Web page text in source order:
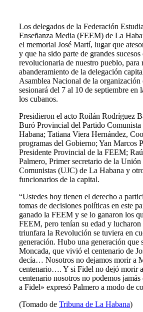
Los delegados de la Federación
Enseñanza Media (FEEM) de La
el memorial José Martí, lugar que
y que ha sido parte de grandes
revolucionaria de nuestro pueblo, para
abanderamiento de la delegación
Asamblea Nacional de la organización
sesionará del 7 al 10 de septiembre en
los cubanos.
Presidieron el acto Roilán Rodríguez
Buró Provincial del Partido Comunista
Habana; Tatiana Viera Hernández,
programas del Gobierno; Yan Marcos
Presidente Provincial de la FEEM;
Palmero, Primer secretario de la Unión
Comunistas (UJC) de La Habana y
funcionarios de la capital.
“Ustedes hoy tienen el derecho a
tomas de decisiones políticas en este
ganado la FEEM y se lo ganaron los
FEEM, pero tenían su edad y lucharon
triunfara la Revolución se tuviera en
generación. Hubo una generación que
Moncada, que vivió el centenario de
decía… Nosotros no dejamos morir a
centenario…. Y si Fidel no dejó morir
centenario nosotros no podemos
a Fidel» expresó Palmero a modo de
(Tomado de Tribuna de La Habana)